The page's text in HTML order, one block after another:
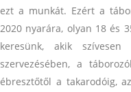
ezt a munkát. Ezért a
2020 nyarára, olyan 18 és
keresünk, akik
szervezésében, a
ébresztőtől a takarodóig,